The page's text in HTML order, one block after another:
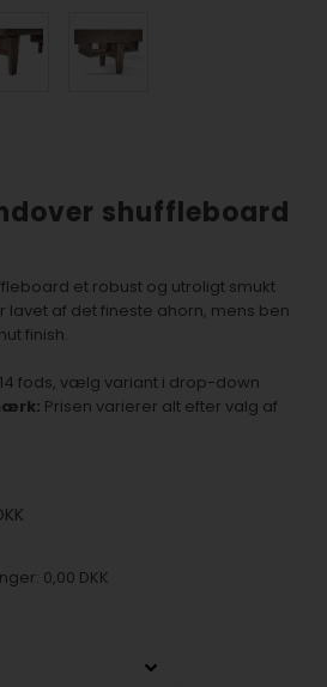
shuffleboard
et robust og utroligt smukt
lavet af det fineste ahorn, mens ben
finish.
14 fods, vælg variant i drop-down
Prisen varierer alt efter valg af
0,00 DKK